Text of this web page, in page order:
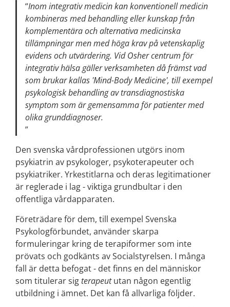
Inom integrativ medicin kan konventionell medicin
kombineras med behandling eller kunskap från
komplementära och alternativa medicinska
tillämpningar men med höga krav på vetenskaplig
evidens och utvärdering. Vid Osher centrum för
integrativ hälsa gäller verksamheten då främst vad
som brukar kallas 'Mind-Body Medicine', till exempel
psykologisk behandling av transdiagnostiska
symptom som är gemensamma för patienter med
olika grunddiagnoser.
Den svenska vårdprofessionen utgörs inom
psykiatrin av psykologer, psykoterapeuter och
psykiatriker. Yrkestitlarna och deras legitimationer
är reglerade i lag - viktiga grundbultar i den
offentliga vårdapparaten.
Företrädare för dem, till exempel Svenska
Psykologförbundet, använder skarpa
formuleringar kring de terapiformer som inte
prövats och godkänts av Socialstyrelsen. I många
fall är detta befogat - det finns en del människor
som titulerar sigterapeututan någon egentlig
utbildning i ämnet. Det kan få allvarliga följder.